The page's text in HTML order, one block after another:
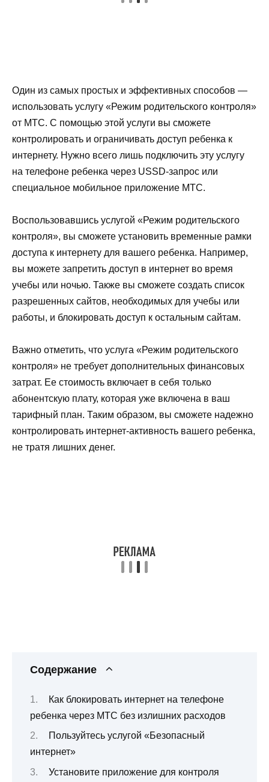
Один из самых простых и эффективных способов —
использовать услугу «Режим родительского контроля»
от МТС. С помощью этой услуги вы сможете
контролировать и ограничивать доступ ребенка к
интернету. Нужно всего лишь подключить эту услугу
на телефоне ребенка через USSD-запрос или
специальное мобильное приложение МТС.
Воспользовавшись услугой «Режим родительского
контроля», вы сможете установить временные рамки
доступа к интернету для вашего ребенка. Например,
вы можете запретить доступ в интернет во время
учебы или ночью. Также вы сможете создать список
разрешенных сайтов, необходимых для учебы или
работы, и блокировать доступ к остальным сайтам.
Важно отметить, что услуга «Режим родительского
контроля» не требует дополнительных финансовых
затрат. Ее стоимость включает в себя только
абонентскую плату, которая уже включена в ваш
тарифный план. Таким образом, вы сможете надежно
контролировать интернет-активность вашего ребенка,
не тратя лишних денег.
Содержание
Как блокировать интернет на телефоне
ребенка через МТС без излишних расходов
Пользуйтесь услугой «Безопасный
интернет»
Установите приложение для контроля